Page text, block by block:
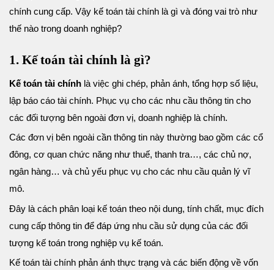
chính cung cấp. Vậy kế toán tài chính là gì và đóng vai trò như
thế nào trong doanh nghiệp?
1. Kế toán tài chính là gì?
Kế toán tài chính là việc ghi chép, phản ánh, tổng hợp số liệu,
lập báo cáo tài chính. Phục vụ cho các nhu cầu thông tin cho
các đối tượng bên ngoài đơn vị, doanh nghiệp là chính.
Các đơn vị bên ngoài cần thông tin này thường bao gồm các cổ
đông, cơ quan chức năng như thuế, thanh tra…, các chủ nợ,
ngân hàng… và chủ yếu phục vụ cho các nhu cầu quản lý vĩ
mô.
Đây là cách phân loại kế toán theo nội dung, tính chất, mục đích
cung cấp thông tin để đáp ứng nhu cầu sử dụng của các đối
tượng kế toán trong nghiệp vụ kế toán.
Kế toán tài chính phản ánh thực trạng và các biến động về vốn